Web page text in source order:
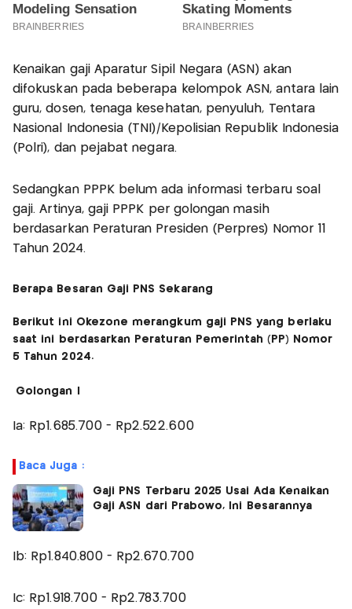
Kenaikan gaji Aparatur Sipil Negara (ASN) akan
difokuskan pada beberapa kelompok ASN, antara lain
guru, dosen, tenaga kesehatan, penyuluh, Tentara
Nasional Indonesia (TNI)/Kepolisian Republik Indonesia
(Polri), dan pejabat negara.
Sedangkan PPPK belum ada informasi terbaru soal
gaji. Artinya, gaji PPPK per golongan masih
berdasarkan Peraturan Presiden (Perpres) Nomor 11
Tahun 2024.
Berapa Besaran Gaji PNS Sekarang
Berikut ini Okezone merangkum gaji PNS yang berlaku
saat ini berdasarkan Peraturan Pemerintah (PP) Nomor
5 Tahun 2024.
Golongan I
Ia: Rp1.685.700 - Rp2.522.600
Baca Juga :
Gaji PNS Terbaru 2025 Usai Ada Kenaikan
Gaji ASN dari Prabowo, Ini Besarannya
Ib: Rp1.840.800 - Rp2.670.700
Ic: Rp1.918.700 - Rp2.783.700